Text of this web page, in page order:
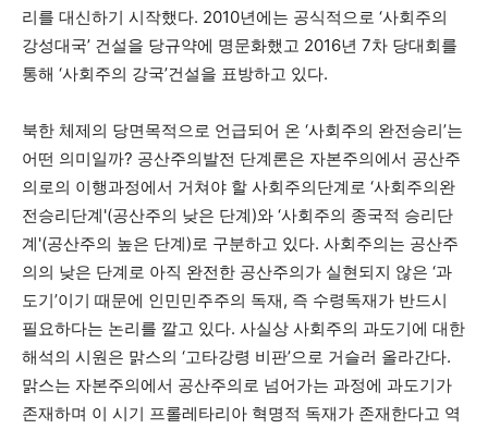
리를 대신하기 시작했다. 2010년에는 공식적으로 ‘사회주의
강성대국’ 건설을 당규약에 명문화했고 2016년 7차 당대회를
통해 ‘사회주의 강국’건설을 표방하고 있다.
북한 체제의 당면목적으로 언급되어 온 ‘사회주의 완전승리’는
어떤 의미일까? 공산주의발전 단계론은 자본주의에서 공산주
의로의 이행과정에서 거쳐야 할 사회주의단계로 ‘사회주의완
전승리단계'(공산주의 낮은 단계)와 ‘사회주의 종국적 승리단
계'(공산주의 높은 단계)로 구분하고 있다. 사회주의는 공산주
의의 낮은 단계로 아직 완전한 공산주의가 실현되지 않은 ‘과
도기’이기 때문에 인민민주주의 독재, 즉 수령독재가 반드시
필요하다는 논리를 깔고 있다. 사실상 사회주의 과도기에 대한
해석의 시원은 맑스의 ‘고타강령 비판’으로 거슬러 올라간다.
맑스는 자본주의에서 공산주의로 넘어가는 과정에 과도기가
존재하며 이 시기 프롤레타리아 혁명적 독재가 존재한다고 역